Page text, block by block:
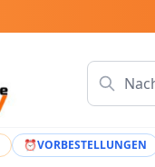
⏰VORBESTELLUNGEN